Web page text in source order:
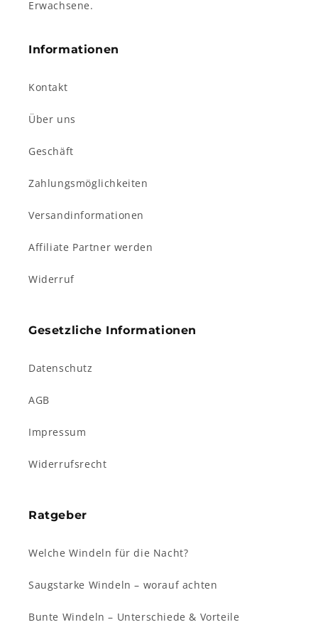
Erwachsene.
Informationen
Kontakt
Über uns
Geschäft
Zahlungsmöglichkeiten
Versandinformationen
Affiliate Partner werden
Widerruf
Gesetzliche Informationen
Datenschutz
AGB
Impressum
Widerrufsrecht
Ratgeber
Welche Windeln für die Nacht?
Saugstarke Windeln – worauf achten
Bunte Windeln – Unterschiede & Vorteile